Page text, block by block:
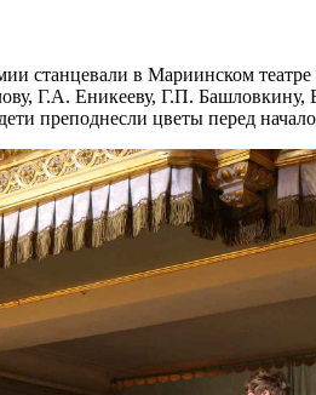
станцевали в Мариинском
Г.А. Еникееву, Г.П.
преподнесли цветы перед